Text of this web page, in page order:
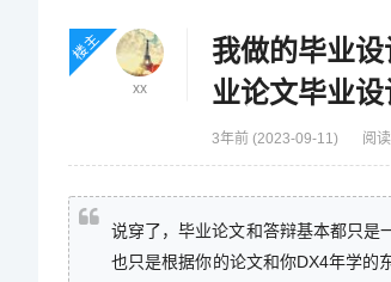
我做的毕业
业论文毕业设
3年前 (2023-09-11) 阅读
xx
楼主
说穿了，毕业论文和答辩基本都只是
也只是根据你的论文和你DX4年学的